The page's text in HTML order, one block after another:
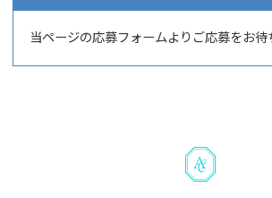
当ページの応募フォームよりご応募をお待